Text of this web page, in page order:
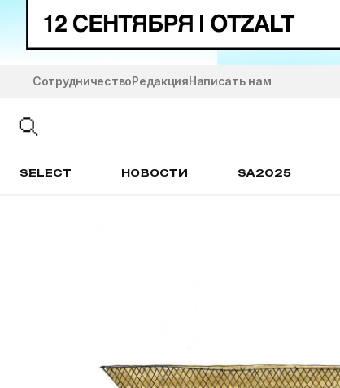
СотрудничествоРедакцияНаписать нам
SELECT НОВОСТИ SA2025